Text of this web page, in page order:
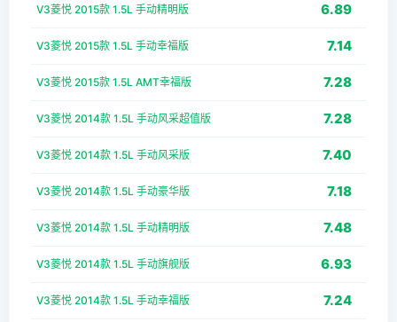
V3菱悦 2015款 1.5L 手动精明版 6.89
V3菱悦 2015款 1.5L 手动幸福版 7.14
V3菱悦 2015款 1.5L AMT幸福版 7.28
V3菱悦 2014款 1.5L 手动风采超值版 7.28
V3菱悦 2014款 1.5L 手动风采版 7.40
V3菱悦 2014款 1.5L 手动豪华版 7.18
V3菱悦 2014款 1.5L 手动精明版 7.48
V3菱悦 2014款 1.5L 手动旗舰版 6.93
V3菱悦 2014款 1.5L 手动幸福版 7.24